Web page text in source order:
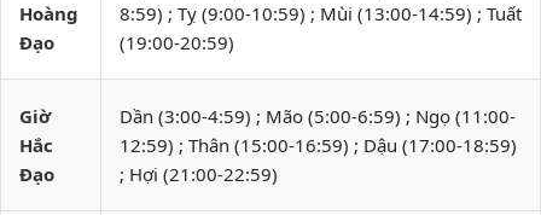
Hoàng
Đạo
8:59) ; Tỵ (9:00-10:59) ; Mùi (13:00-14:59) ; Tuất
(19:00-20:59)
Giờ
Hắc
Đạo
Dần (3:00-4:59) ; Mão (5:00-6:59) ; Ngọ (11:00-
12:59) ; Thân (15:00-16:59) ; Dậu (17:00-18:59)
; Hợi (21:00-22:59)